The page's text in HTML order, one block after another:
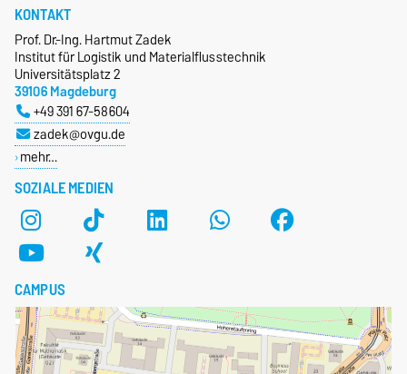
SOZIALE MEDIEN
KONTAKT
Prof. Dr.-Ing. Hartmut Zadek
Institut für Logistik und Materialflusstechnik
Universitätsplatz 2
39106 Magdeburg
+49 391 67-58604
zadek@ovgu.de
mehr…
CAMPUS